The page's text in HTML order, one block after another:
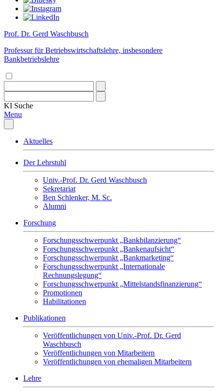
Prof. Dr. Gerd Waschbusch
Professur für Betriebswirtschaftslehre, insbesondere
Bankbetriebslehre
KI Suche
Menu
Aktuelles
Der Lehrstuhl
Univ.-Prof. Dr. Gerd Waschbusch
Sekretariat
Ben Schlenker, M. Sc.
Alumni
Forschung
Forschungsschwerpunkt „Bankbilanzierung“
Forschungsschwerpunkt „Bankenaufsicht“
Forschungsschwerpunkt „Bankmarketing“
Forschungsschwerpunkt „Internationale
Rechnungslegung“
Forschungsschwerpunkt „Mittelstandsfinanzierung“
Promotionen
Habilitationen
Publikationen
Veröffentlichungen von Univ.-Prof. Dr. Gerd
Waschbusch
Veröffentlichungen von Mitarbeitern
Veröffentlichungen von ehemaligen Mitarbeitern
Lehre